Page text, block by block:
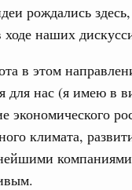
рождались
ходе наших
в этом
для нас (я имею в
экономического
климата,
вторник
с
рабочую
области